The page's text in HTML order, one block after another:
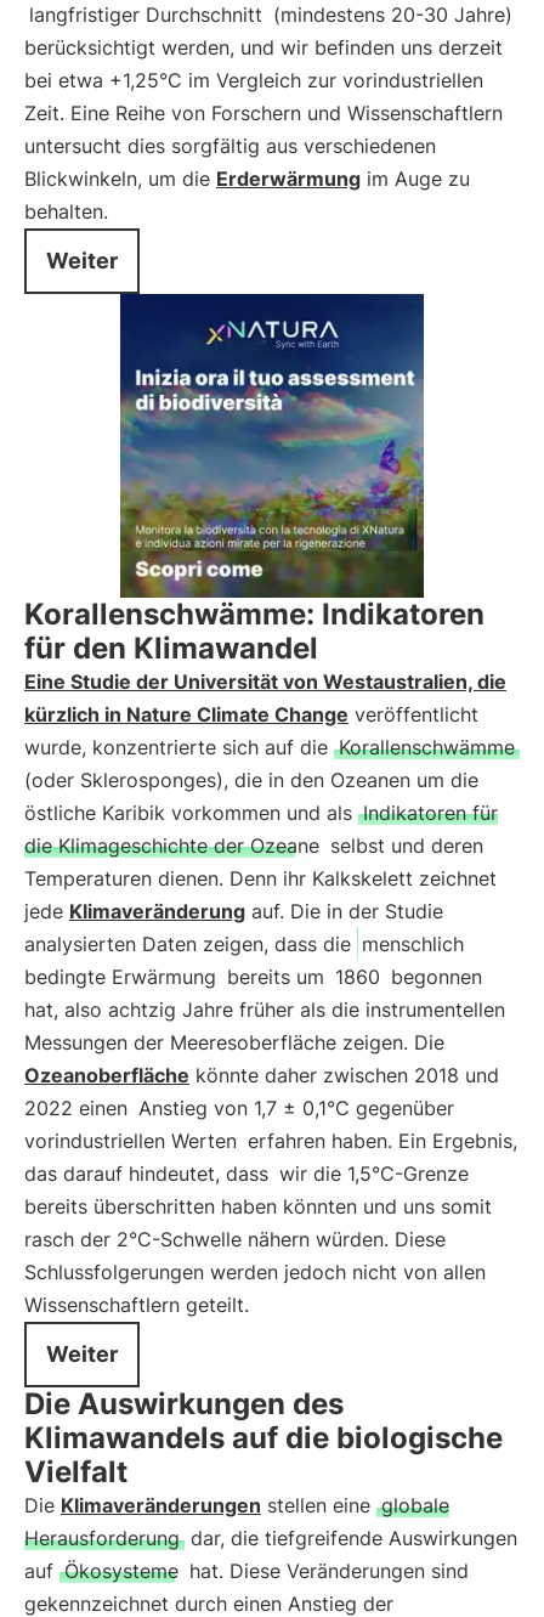
langfristiger Durchschnitt (mindestens 20-30 Jahre)
berücksichtigt werden, und wir befinden uns derzeit
bei etwa +1,25°C im Vergleich zur vorindustriellen
Zeit. Eine Reihe von Forschern und Wissenschaftlern
untersucht dies sorgfältig aus verschiedenen
Blickwinkeln, um die Erderwärmung im Auge zu
behalten.
Weiter
Korallenschwämme: Indikatoren
für den Klimawandel
Eine Studie der Universität von Westaustralien, die
kürzlich in Nature Climate Change veröffentlicht
wurde, konzentrierte sich auf die Korallenschwämme
(oder Sklerosponges), die in den Ozeanen um die
östliche Karibik vorkommen und als Indikatoren für
die Klimageschichte der Ozeane selbst und deren
Temperaturen dienen. Denn ihr Kalkskelett zeichnet
jede Klimaveränderung auf. Die in der Studie
analysierten Daten zeigen, dass die menschlich
bedingte Erwärmung bereits um 1860 begonnen
hat, also achtzig Jahre früher als die instrumentellen
Messungen der Meeresoberfläche zeigen. Die
Ozeanoberfläche könnte daher zwischen 2018 und
2022 einen Anstieg von 1,7 ± 0,1°C gegenüber
vorindustriellen Werten erfahren haben. Ein Ergebnis,
das darauf hindeutet, dass wir die 1,5°C-Grenze
bereits überschritten haben könnten und uns somit
rasch der 2°C-Schwelle nähern würden. Diese
Schlussfolgerungen werden jedoch nicht von allen
Wissenschaftlern geteilt.
Weiter
Die Auswirkungen des
Klimawandels auf die biologische
Vielfalt
Die Klimaveränderungen stellen eine globale
Herausforderung dar, die tiefgreifende Auswirkungen
auf Ökosysteme hat. Diese Veränderungen sind
gekennzeichnet durch einen Anstieg der